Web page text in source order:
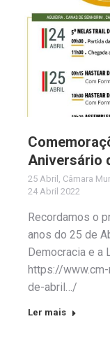
Aniversário
25 Abril Câmara
24 Abril 2022
Recordamos o
anos do 25 de
Democracia e a
https://
de-abril…/
Ler mais